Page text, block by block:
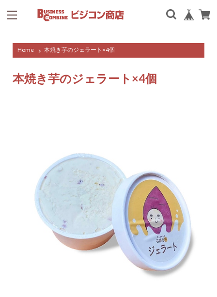
Home 本焼き芋のジェラート×4個
本焼き芋のジェラート×4個